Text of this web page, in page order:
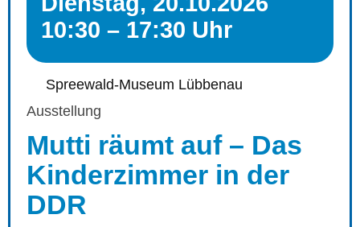
10:30 – 17:30 Uhr
Spreewald-Museum Lübbenau
Ausstellung
Mutti räumt auf – Das
Kinderzimmer in der
DDR